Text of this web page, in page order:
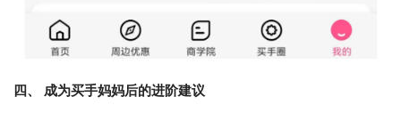
四、 成为买手妈妈后的进阶建议